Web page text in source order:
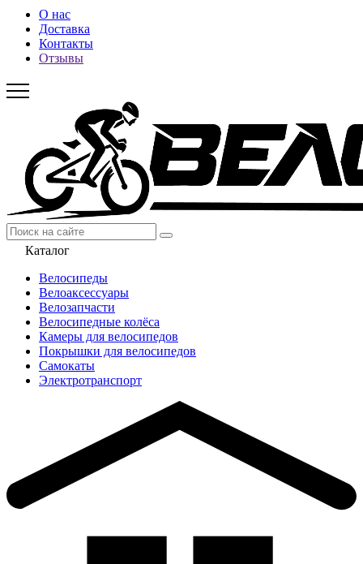
О нас
Доставка
Контакты
Отзывы
Каталог
Велосипеды
Велоаксессуары
Велозапчасти
Велосипедные колёса
Камеры для велосипедов
Покрышки для велосипедов
Самокаты
Электротранспорт